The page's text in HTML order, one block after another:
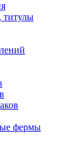
титулы
фермы